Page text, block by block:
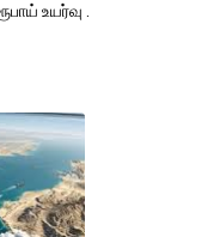
உயர்வு .